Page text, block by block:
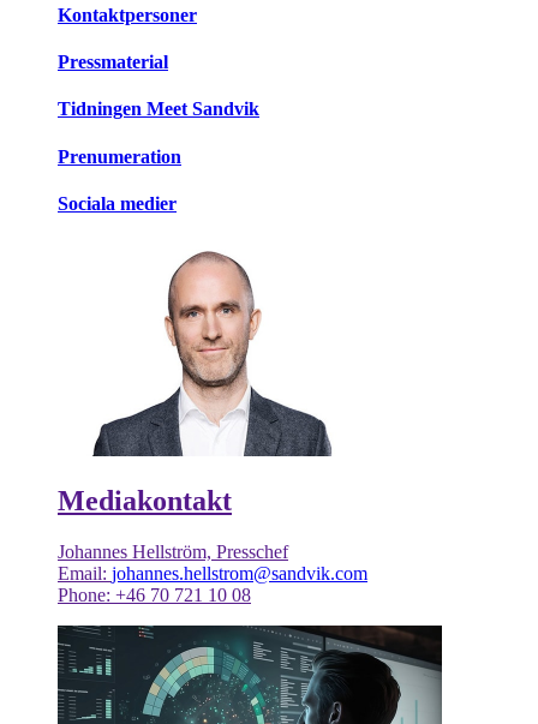
Kontaktpersoner
Pressmaterial
Tidningen Meet Sandvik
Prenumeration
Sociala medier
Mediakontakt
Johannes Hellström, Presschef
Email: johannes.hellstrom@sandvik.com
Phone: +46 70 721 10 08